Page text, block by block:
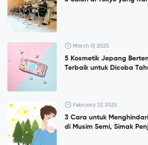
March 17, 2025
5 Kosmetik Jepang
Terbaik untuk Dicoba
February 27, 2025
3 Cara untuk
di Musim Semi, Simak